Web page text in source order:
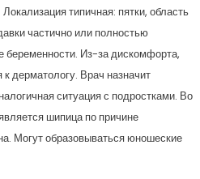
типичная: пятки, область
частично или полностью
беременности. Из-за дискомфорта,
дерматологу. Врач назначит
ситуация с подростками. Во
шипица по причине
Могут образовываться юношеские